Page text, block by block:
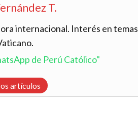
T.
internacional. Interés en temas
de Perú Católico"
artículos